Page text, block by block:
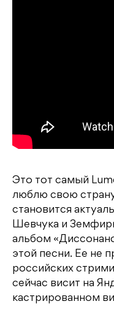
Это тот самый
люблю свою
становится
Шевчука и
альбом
этой песни. Ее не
российских
сейчас висит на
кастрированном